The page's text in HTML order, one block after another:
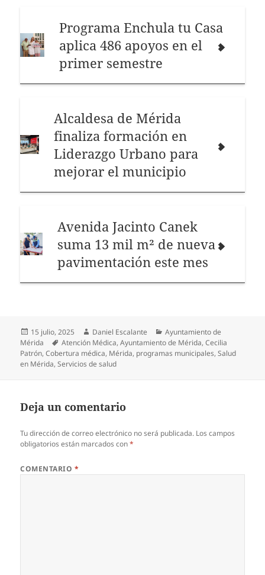
Programa Enchula tu Casa
aplica 486 apoyos en el
primer semestre
Alcaldesa de Mérida
finaliza formación en
Liderazgo Urbano para
mejorar el municipio
Avenida Jacinto Canek
suma 13 mil m² de nueva
pavimentación este mes
Publicado
el
15 julio, 2025 Autor
Daniel Escalante Categorías
Ayuntamiento de
Mérida
Etiquetas
Atención Médica,Ayuntamiento de Mérida,Cecilia
Patrón,Cobertura médica, Mérida, programas municipales,Salud
en Mérida,Servicios de salud
Deja un comentario
Tu dirección de correo electrónico no será publicada. Los campos
obligatorios están marcados con*
COMENTARIO *